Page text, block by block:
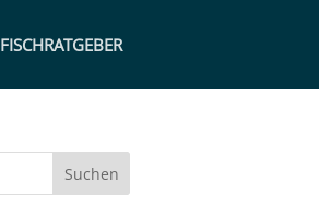
FISCHRATGEBER